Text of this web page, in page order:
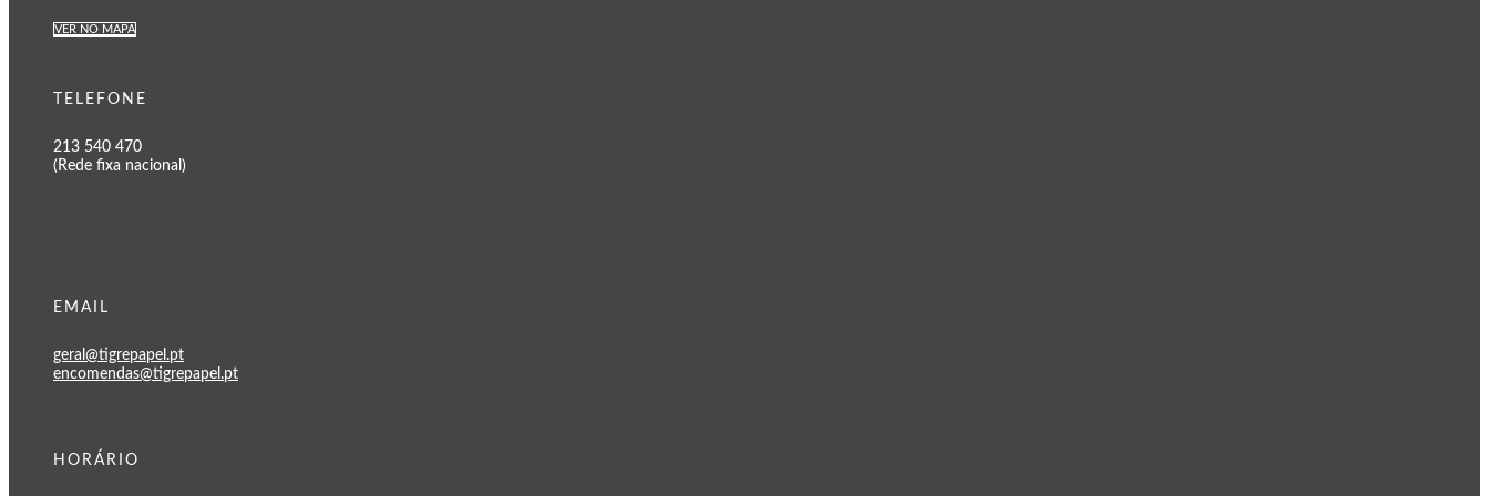
VER NO MAPA
TELEFONE
213 540 470
(Rede fixa nacional)
EMAIL
geral@tigrepapel.pt
encomendas@tigrepapel.pt
HORÁRIO